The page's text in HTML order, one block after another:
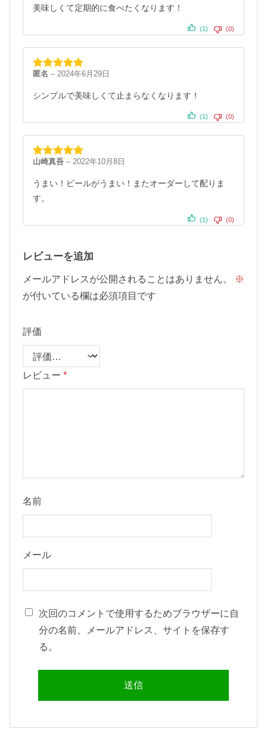
美味しくて定期的に食べたくなります！
(1) (0)
5段階中5の
匿名 – 2024年6月29日
シンプルで美味しくて止まらなくなります！
(1) (0)
5段階中 5の
山崎真吾 – 2022年10月8日
うまい！ビールがうまい！またオーダーして配りま
す。
(1) (0)
レビューを追加
メールアドレスが公開されることはありません。
※
が付いている欄は必須項目です
評価
レビュー *
名前
メール
次回のコメントで使用するためブラウザーに自
分の名前、メールアドレス、サイトを保存す
る。